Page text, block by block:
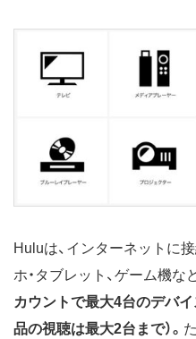
Huluは、インターネットに
ホ・タブレット、ゲーム機な
カウントで最大4台のデバ
品の視聴は最大2台まで）。